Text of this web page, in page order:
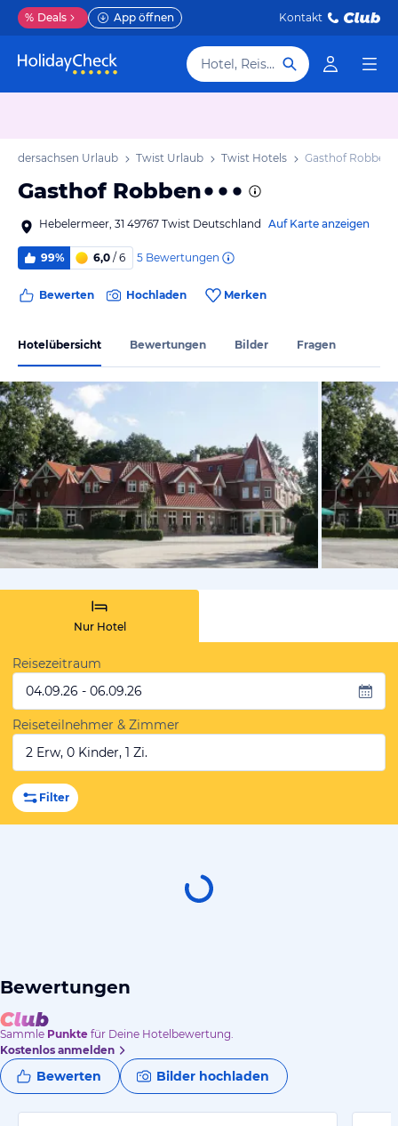
% Deals App öffnen Kontakt
Hotel, Reiseziel
Niedersachsen Urlaub Twist Urlaub Twist Hotels Gasthof Robben
Gasthof Robben
Hebelermeer, 31 49767 Twist Deutschland Auf Karte anzeigen
99% 6,0 / 6 5 Bewertungen
Bewerten Hochladen Merken
Hotelübersicht Bewertungen Bilder Fragen
vom
Nur Hotel
Reisezeitraum
04.09.26 - 06.09.26
Reiseteilnehmer & Zimmer
2 Erw, 0 Kinder, 1 Zi.
Filter
Bewertungen
Sammle Punkte für Deine Hotelbewertung.
Kostenlos anmelden
Bewerten Bilder hochladen